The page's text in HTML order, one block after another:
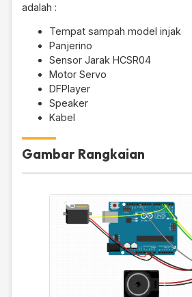
adalah :
Tempat sampah model injak
Panjerino
Sensor Jarak HCSR04
Motor Servo
DFPlayer
Speaker
Kabel
Gambar Rangkaian